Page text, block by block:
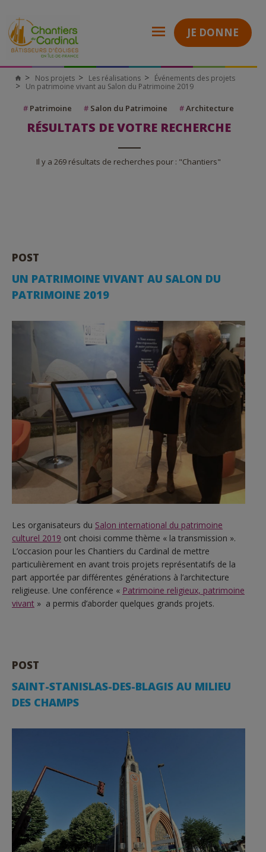
JE DONNE
Nos projets Les réalisations
Événements des projets
Un patrimoine vivant au Salon du Patrimoine 2019
# Patrimoine # Salon du Patrimoine #Architecture
RÉSULTATS DE VOTRE RECHERCHE
Il y a 269 résultats de recherches pour : "Chantiers"
POST
UN PATRIMOINE VIVANT AU SALON DU
PATRIMOINE 2019
Les organisateurs du Salon international du patrimoine
culturel 2019 ont choisi comme thème « la transmission ».
L’occasion pour les Chantiers du Cardinal de mettre
particulièrement en avant trois projets représentatifs de la
part apportée par différentes générations à l’architecture
religieuse. Une conférence « Patrimoine religieux, patrimoine
vivant » a permis d’aborder quelques grands projets.
POST
SAINT-STANISLAS-DES-BLAGIS AU MILIEU
DES CHAMPS